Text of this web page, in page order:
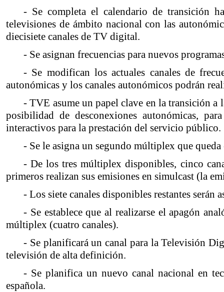
- Se completa el calendario de transición
televisiones de ámbito nacional con las
diecisiete canales de TV digital.
- Se asignan frecuencias para nuevos
- Se modifican los actuales canales de
autonómicas y los canales autonómicos podrán
- TVE asume un papel clave en la transición
posibilidad de desconexiones autonómicas,
interactivos para la prestación del servicio público.
- Se le asigna un segundo múltiplex que
- De los tres múltiplex disponibles, cinco
primeros realizan sus emisiones en simulcast (la
- Los siete canales disponibles restantes serán
- Se establece que al realizarse el apagón
múltiplex (cuatro canales).
- Se planificará un canal para la Televisión
televisión de alta definición.
- Se planifica un nuevo canal nacional en
española.